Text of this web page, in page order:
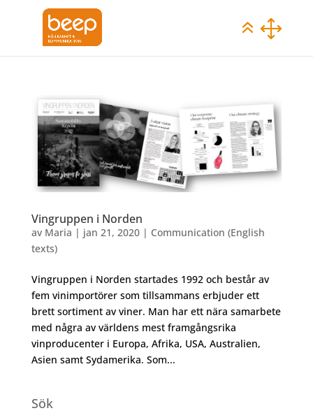
Vingruppen i Norden
av Maria | jan 21, 2020| Communication (English
texts)
Vingruppen i Norden startades 1992 och består av
fem vinimportörer som tillsammans erbjuder ett
brett sortiment av viner. Man har ett nära samarbete
med några av världens mest framgångsrika
vinproducenter i Europa, Afrika, USA, Australien,
Asien samt Sydamerika. Som...
Sök